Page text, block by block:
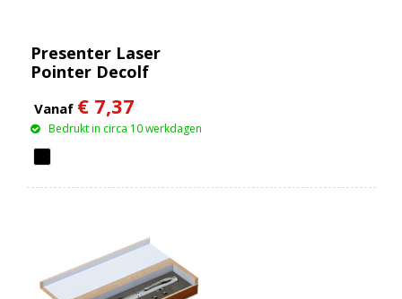
Presenter Laser
Pointer Decolf
Vanaf € 7,37
Bedrukt in circa 10 werkdagen